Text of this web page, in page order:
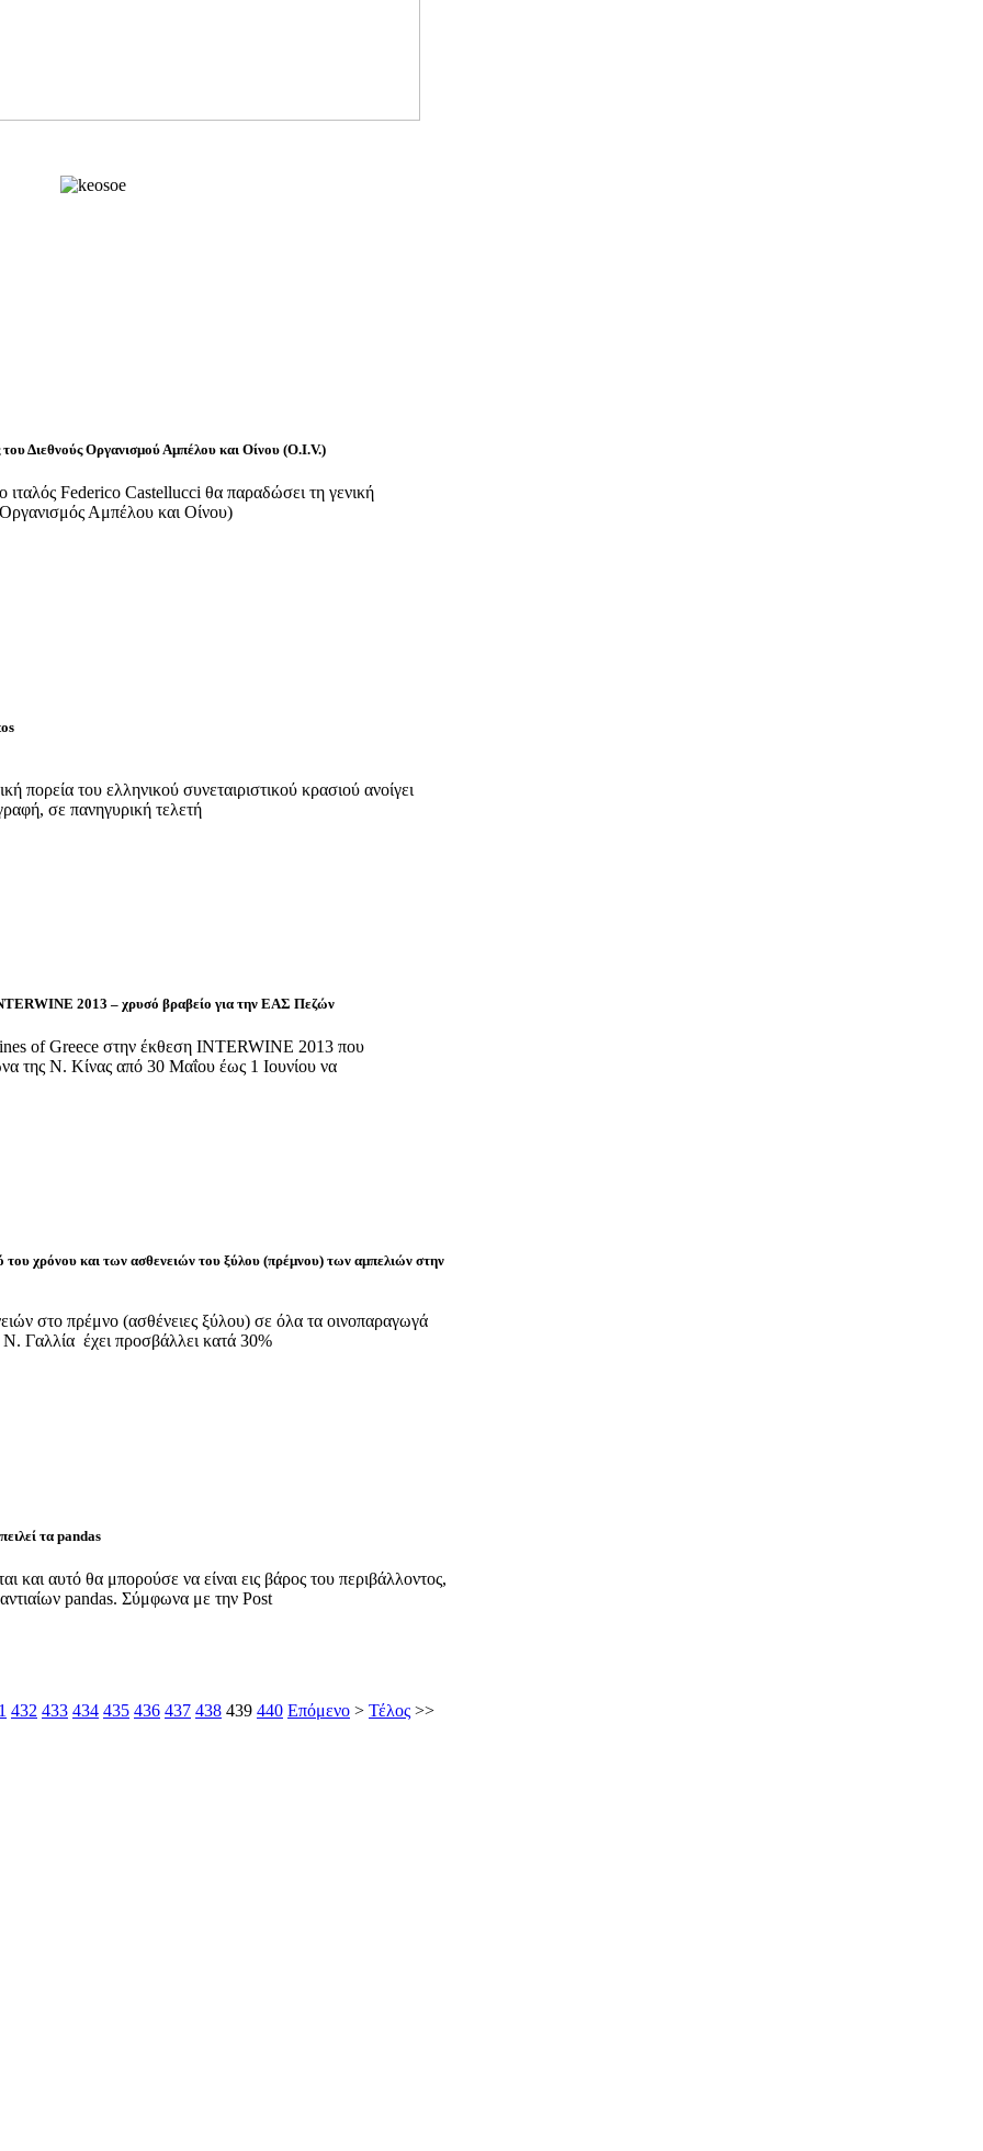
Διεθνούς Οργανισμού Αμπέλου και Οίνου (O.I.V.)
ιταλός Federico Castellucci θα παραδώσει τη γενική
Αμπέλου και Οίνου)
πορεία του ελληνικού συνεταιριστικού κρασιού ανοίγει
σε πανηγυρική τελετή
2013 – χρυσό βραβείο για την ΕΑΣ Πεζών
of Greece στην έκθεση INTERWINE 2013 που
της Ν. Κίνας από 30 Μαΐου έως 1 Ιουνίου να
του χρόνου και των ασθενειών του ξύλου (πρέμνου) των αμπελιών στην
στο πρέμνο (ασθένειες ξύλου) σε όλα τα οινοπαραγωγά
Γαλλία έχει προσβάλλει κατά 30%
τα pandas
και αυτό θα μπορούσε να είναι εις βάρος του περιβάλλοντος,
pandas. Σύμφωνα με την Post
432 433 434 435 436 437 438 439 440 Επόμενο > Τέλος >>